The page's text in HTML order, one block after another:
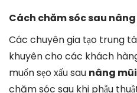
Cách chăm sóc sau nâng
Các chuyên gia tạo trung
khuyên cho các khách
muốn sẹo xấu sau nâng mũi
chăm sóc sau khi phẫu